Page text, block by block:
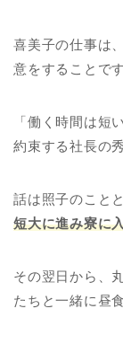
喜美子の仕事は
意をすることです
「働く時間は短
約束する社長の秀
話は照子のこと
短大に進み寮に
その翌日から、
たちと一緒に昼